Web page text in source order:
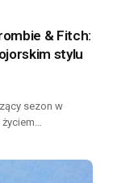
& Fitch:
stylu
sezon w